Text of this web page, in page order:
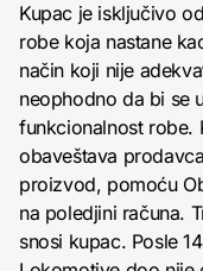
Kupac je isključivo
robe koja nastane
način koji nije
neophodno da bi se
funkcionalnost robe.
obaveštava
proizvod, pomoću
na poledjini računa.
snosi kupac. Posle